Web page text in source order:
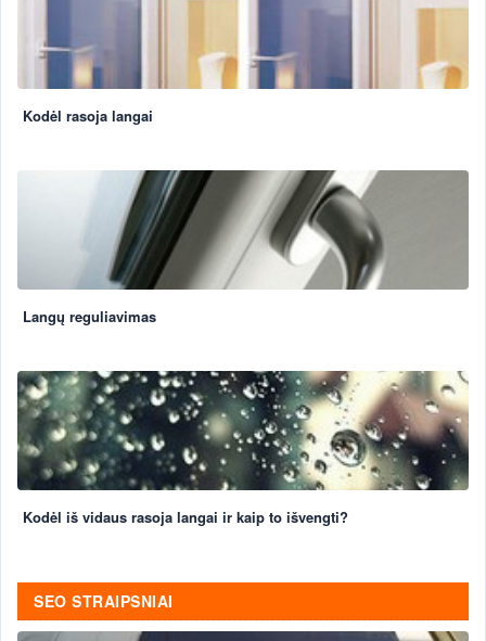
Kodėl rasoja langai
Langų reguliavimas
Kodėl iš vidaus rasoja langai ir kaip to išvengti?
SEO STRAIPSNIAI